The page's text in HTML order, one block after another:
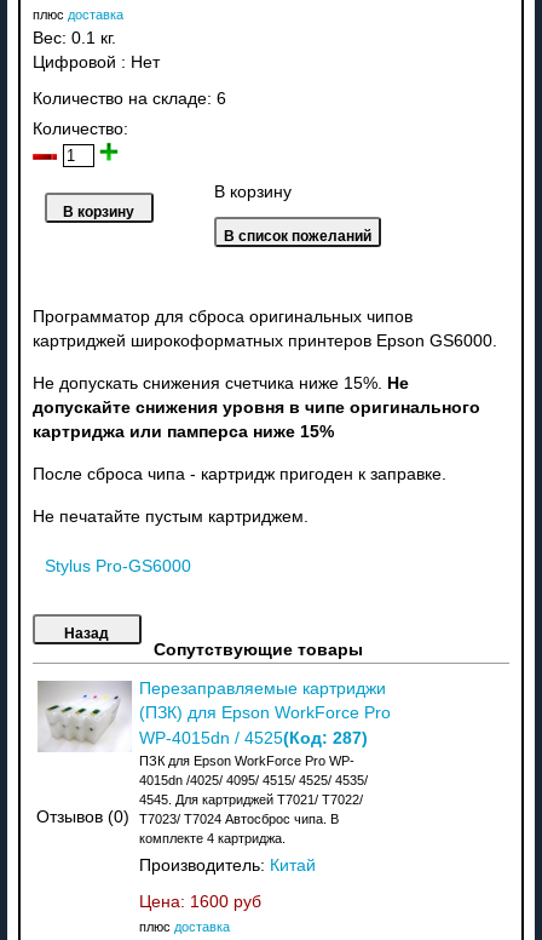
плюс доставка
Вес: 0.1 кг.
Цифровой : Нет
Количество на складе: 6
Количество:
В корзину
Программатор для сброса оригинальных чипов
картриджей широкоформатных принтеров Epson GS6000.
Не допускать снижения счетчика ниже 15%. Не
допускайте снижения уровня в чипе оригинального
картриджа или памперса ниже 15%
После сброса чипа - картридж пригоден к заправке.
Не печатайте пустым картриджем.
Stylus Pro-GS6000
Сопутствующие товары
Отзывов (0)
Перезаправляемые картриджи
(ПЗК) для Epson WorkForce Pro
WP-4015dn / 4525(Код: 287)
ПЗК для Epson WorkForce Pro WP-
4015dn /4025/ 4095/ 4515/ 4525/ 4535/
4545. Для картриджей T7021/ T7022/
T7023/ T7024 Автосброс чипа. В
комплекте 4 картриджа.
Производитель: Китай
Цена: 1600 руб
плюс доставка